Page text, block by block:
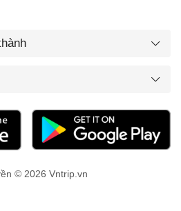
© 2026 Vntrip.vn